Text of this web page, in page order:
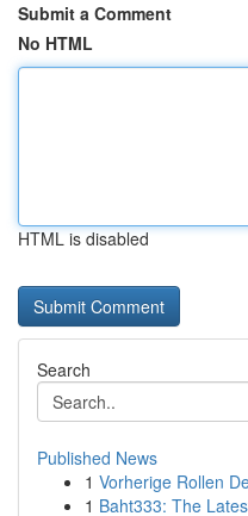
Submit a Comment
No HTML
HTML is disabled
Search
Published News
1 Vorherige Rollen
1 Baht333: The